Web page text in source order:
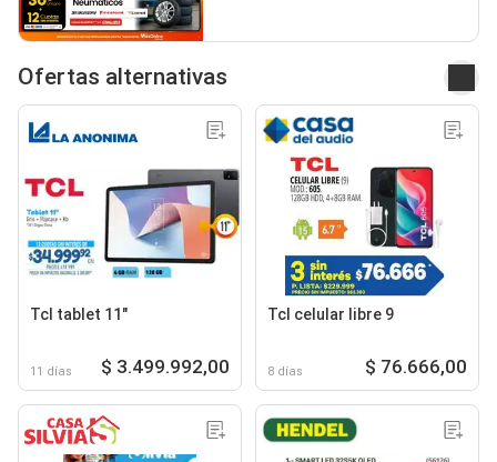
Ofertas alternativas
Tcl tablet 11"
11 días $ 3.499.992,00
Tcl celular libre 9
8 días $ 76.666,00